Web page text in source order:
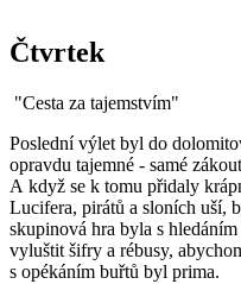
Čtvrtek
"Cesta za tajemstvím"
Poslední výlet byl do
opravdu tajemné - samé
A když se k tomu přidaly
Lucifera, pirátů a sloních uší,
skupinová hra byla s
vyluštit šifry a rébusy,
s opékáním buřtů byl prima.